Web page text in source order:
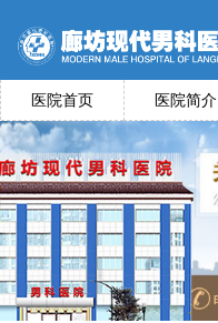
医院首页 医院简介